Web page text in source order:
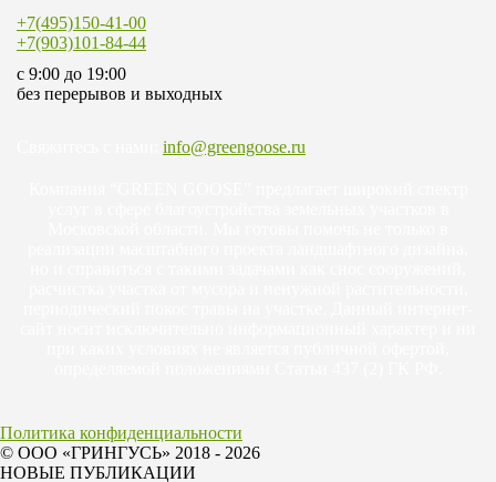
+7(495)150-41-00
+7(903)101-84-44
c 9:00 до 19:00
без перерывов и выходных
info@greengoose.ru
Политика конфиденциальности
© ООО «ГРИНГУСЬ» 2018 - 2026
НОВЫЕ ПУБЛИКАЦИИ